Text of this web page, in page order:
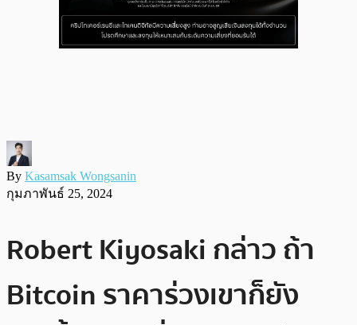
By Kasamsak Wongsanin
กุมภาพันธ์ 25, 2024
Robert Kiyosaki กล่าว ถ้า
Bitcoin ราคาร่วงเขาก็ยัง